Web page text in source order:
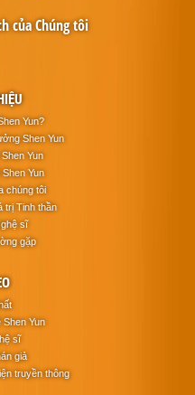
Yun?
Shen Yun
Yun
Yun
chúng tôi
trị Tinh thần
sĩ
gặp
Shen Yun
sĩ
giả
truyền thông
của Chúng tôi